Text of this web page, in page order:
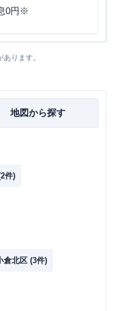
0円※
ります。
地図から探す
2件)
倉北区 (3件)